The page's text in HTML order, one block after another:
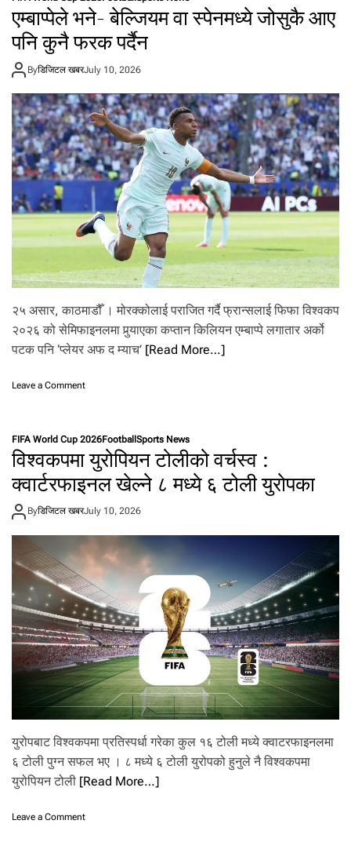
ल
य
म
ई
उँ
दै
स्पे
न
१
६
व
प
छि
फा
इ
ल
मा
एम्बाप्पेले भने- बेल्जियम वा स्पेनमध्ये जोसुकै आए
पनि कुनै फरक पर्दैन
Byडिजिटल खबरJuly 10, 2026
२५ असार, काठमाडौँ । मोरक्कोलाई पराजित गर्दै फ्रान्सलाई फिफा विश्वकप
२०२६ को सेमिफाइनलमा पुर्‍याएका कप्तान किलियन एम्बाप्पे लगातार अर्को
पटक पनि ‘प्लेयर अफ द म्याच’ [Read More…]
Leave a Commento
प्पे
ले
ने
ल्जि
य
वा
स्पे
न
म
ध्ये
जो
सु
कै
नि
कु
फ
क
FIFA World Cup 2026FootballSports News
विश्वकपमा युरोपियन टोलीको वर्चस्व :
क्वार्टरफाइनल खेल्ने ८ मध्ये ६ टोली युरोपका
Byडिजिटल खबरJuly 10, 2026
युरोपबाट विश्वकपमा प्रतिस्पर्धा गरेका कुल १६ टोली मध्ये क्वाटरफाइनलमा
६ टोली पुग्न सफल भए । ८ मध्ये ६ टोली युरोपको हुनुले नै विश्वकपमा
युरोपियन टोली [Read More…]
Leave a Commento